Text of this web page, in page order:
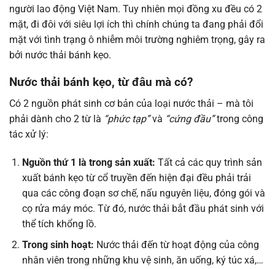
người lao động Việt Nam. Tuy nhiên mọi đồng xu đều có 2
mặt, đi đôi với siêu lợi ích thì chính chúng ta đang phải đổi
mặt với tình trạng ô nhiễm môi trường nghiêm trọng, gây ra
bởi nước thải bánh kẹo.
Nước thải bánh kẹo, từ đâu mà có?
Có 2 nguồn phát sinh cơ bản của loại nước thải – mà tôi
phải dành cho 2 từ là “phức tạp”và “cứng đầu”trong công
tác xử lý:
Nguồn thứ 1 là trong sản xuất: Tất cả các quy trình sản
xuất bánh kẹo từ cổ truyền đến hiện đại đều phải trải
qua các công đoạn sơ chế, nấu nguyên liệu, đóng gói và
cọ rửa máy móc. Từ đó, nước thải bắt đầu phát sinh với
thể tích khổng lồ.
Trong sinh hoạt: Nước thải đến từ hoạt động của công
nhân viên trong những khu vệ sinh, ăn uống, ký túc xá,…